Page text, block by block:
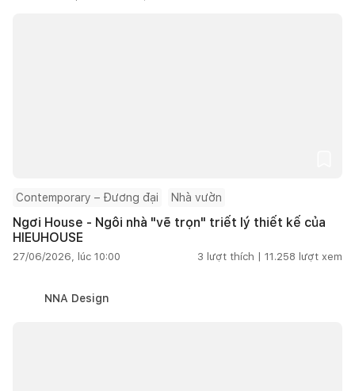
Contemporary – Đương đại Nhà vườn
Ngơi House - Ngôi nhà "vẽ trọn" triết lý thiết kế của
HIEUHOUSE
27/06/2026, lúc 10:00 3 lượt thích | 11.258 lượt xem
NNA Design